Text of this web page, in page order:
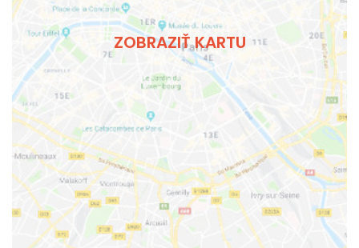
ZOBRAZIŤ KARTU